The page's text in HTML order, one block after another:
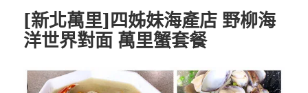
[新北萬里]四姊妹海產店 野柳海
洋世界對面 萬里蟹套餐